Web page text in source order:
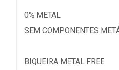
0% METAL
SEM COMPONENTES
BIQUEIRA METAL FREE